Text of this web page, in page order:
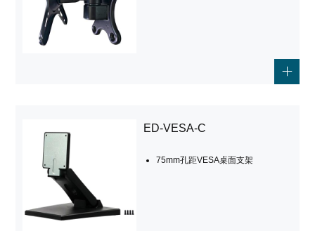
ED-VESA-C
75mm孔距VESA桌面支架